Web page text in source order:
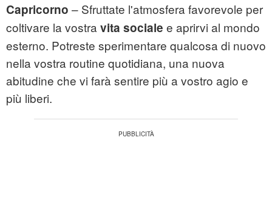
Capricorno – Sfruttate l'atmosfera favorevole per
coltivare la vostra vita sociale e aprirvi al mondo
esterno. Potreste sperimentare qualcosa di nuovo
nella vostra routine quotidiana, una nuova
abitudine che vi farà sentire più a vostro agio e
più liberi.